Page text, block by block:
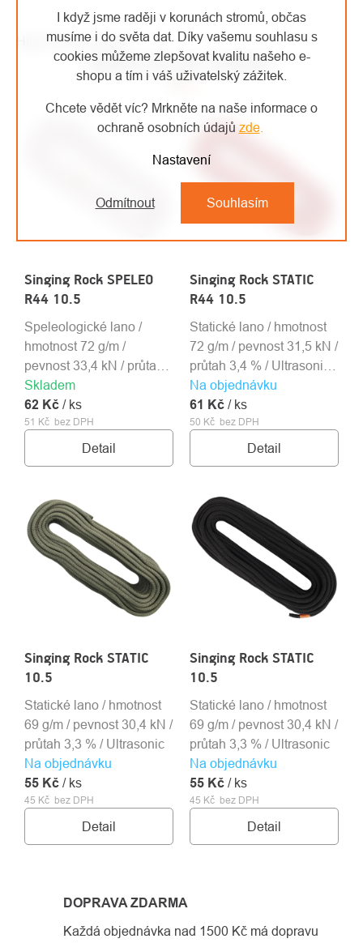
I když jsme raději v korunách stromů, občas
musíme i do světa dat. Díky vašemu souhlasu s
cookies můžeme zlepšovat kvalitu našeho e-
shopu a tím i váš uživatelský zážitek.
Chcete vědět víc? Mrkněte na naše informace o
ochraně osobních údajů zde.
Nastavení
Odmítnout Souhlasím
High-contrast mode
MOHLO BY VÁS ZAJÍMAT
Singing Rock SPELEO
R44 10.5
Skladem
51 Kč bez DPH
62 Kč / ks
Detail
Speleologické lano /
hmotnost 72 g/m /
pevnost 33,4 kN / průtah
3,3 % / Ultrasonic /
ROUTE 44
Singing Rock STATIC
R44 10.5
Na objednávku
50 Kč bez DPH
61 Kč / ks
Detail
Statické lano / hmotnost
72 g/m / pevnost 31,5 kN /
průtah 3,4 % / Ultrasonic /
ROUTE 44
Singing Rock STATIC
10.5
Na objednávku
45 Kč bez DPH
55 Kč / ks
Detail
Statické lano / hmotnost
69 g/m / pevnost 30,4 kN /
průtah 3,3 % / Ultrasonic
Singing Rock STATIC
10.5
Na objednávku
45 Kč bez DPH
55 Kč / ks
Detail
Statické lano / hmotnost
69 g/m / pevnost 30,4 kN /
průtah 3,3 % / Ultrasonic
DOPRAVA ZDARMA
Každá objednávka nad 1500 Kč má dopravu